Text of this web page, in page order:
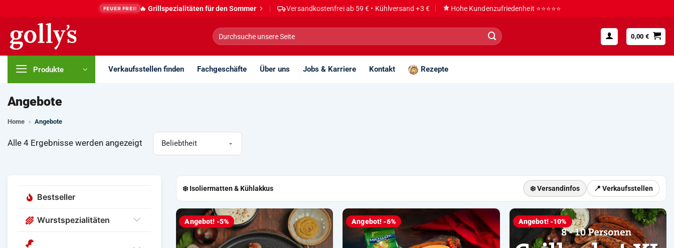
springen
FEUER FREI! 🔥 Grillspezialitäten für den Sommer Versandkostenfrei ab 59 € • Kühlversand +3 € Hohe Kundenzufriedenheit ⭐⭐⭐⭐⭐
Suche
nach:
0,00€
Produkte Verkaufsstellen finden Fachgeschäfte Über uns Jobs & Karriere Kontakt Rezepte
Angebote
Home » Angebote
Alle 4 Ergebnisse werden angezeigt
Beliebtheit
Bestseller
Wurstspezialitäten
❄️ Isoliermatten & Kühlakkus ❄️ Versandinfos 📍 Verkaufsstellen
Angebot! -5% Angebot! -6% Angebot! -10%